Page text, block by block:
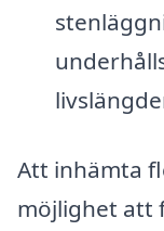
Att inhämta
möjlighet att